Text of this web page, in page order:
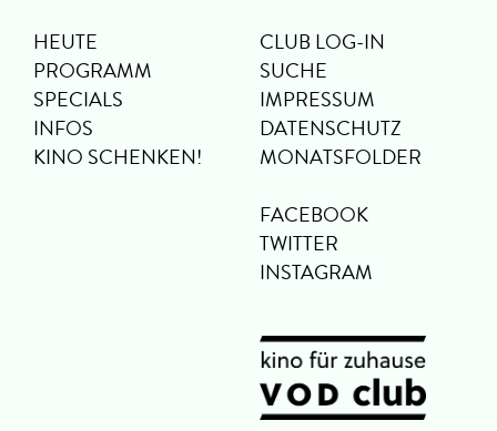
HEUTE
PROGRAMM
SPECIALS
INFOS
KINO SCHENKEN!
CLUB LOG-IN
SUCHE
IMPRESSUM
DATENSCHUTZ
MONATSFOLDER
FACEBOOK
TWITTER
INSTAGRAM